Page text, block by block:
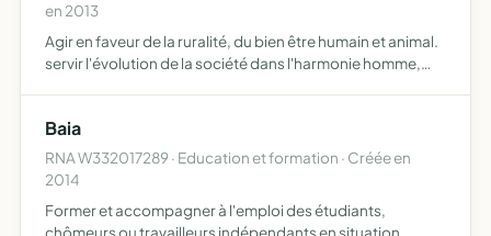
en 2013
Agir en faveur de la ruralité, du bien être humain et animal.
servir l'évolution de la société dans l'harmonie homme,
Baia
RNA W332017289 · Education et formation · Créée en
2014
Former et accompagner à l'emploi des étudiants,
chômeurs ou travailleurs indépendants en situation